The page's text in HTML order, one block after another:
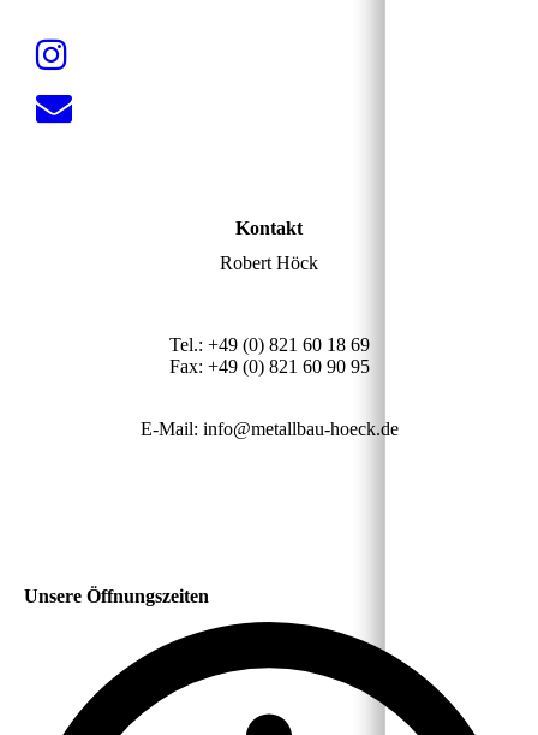
Kontakt
Robert Höck
Tel.: +49 (0) 821 60 18 69
Fax: +49 (0) 821 60 90 95
E-Mail: info@metallbau-hoeck.de
Unsere Öffnungszeiten